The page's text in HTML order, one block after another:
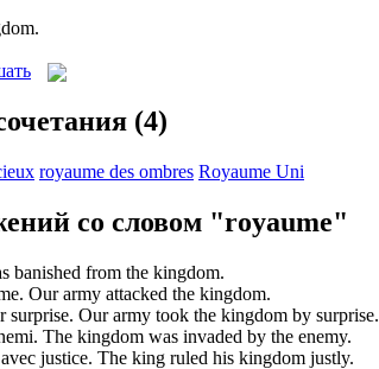
.
(4)
royaume des ombres Royaume Uni
со словом "royaume"
banished from the kingdom.
. Our army attacked the kingdom.
surprise. Our army took the kingdom by surprise.
The kingdom was invaded by the enemy.
avec justice. The king ruled his kingdom justly.